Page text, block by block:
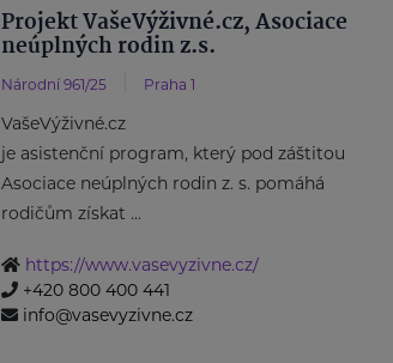
Projekt VašeVýživné.cz, Asociace
neúplných rodin z.s.
Národní 961/25 Praha 1
VašeVýživné.cz
je asistenční program, který pod záštitou
Asociace neúplných rodin z. s. pomáhá
rodičům získat ...
https://www.vasevyzivne.cz/
+420 800 400 441
info@vasevyzivne.cz